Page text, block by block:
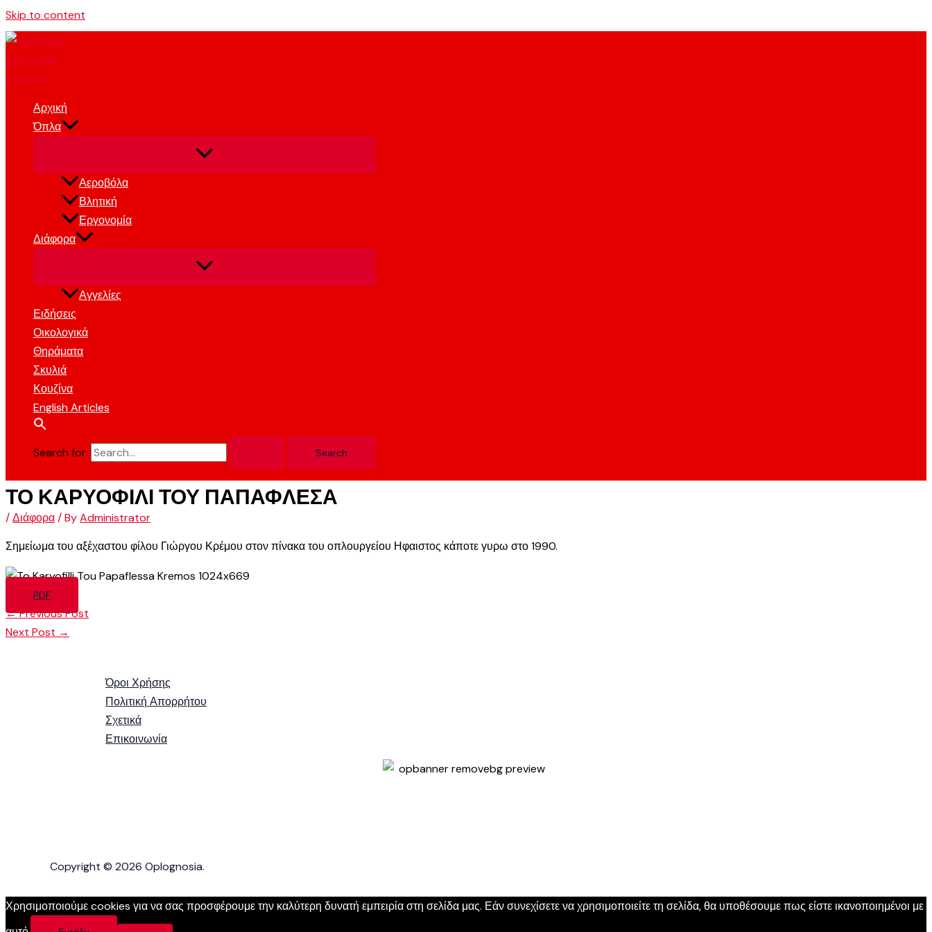
Skip to content
Αρχική
Όπλα
Αεροβόλα
Βλητική
Εργονομία
Διάφορα
Αγγελίες
Ειδήσεις
Οικολογικά
Θηράματα
Σκυλιά
Κουζίνα
English Articles
Search for:
ΤΟ ΚΑΡΥΟΦΙΛΙ ΤΟΥ ΠΑΠΑΦΛΕΣΑ
/Διάφορα/ ByAdministrator
Σημείωμα του αξέχαστου φίλου Γιώργου Κρέμου στον πίνακα του οπλουργείου Ηφαιστος κάποτε γυρω στο 1990.
PDF
←Previous Post
Next Post →
Όροι Χρήσης
Πολιτική Απορρήτου
Σχετικά
Επικοινωνία
Copyright © 2026 Oplognosia.
Χρησιμοποιούμε cookies για να σας προσφέρουμε την καλύτερη δυνατή εμπειρία στη σελίδα μας. Εάν συνεχίσετε να χρησιμοποιείτε τη σελίδα, θα υποθέσουμε πως είστε ικανοποιημένοι με